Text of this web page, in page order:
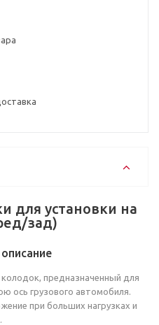
для установки на
зад)
предназначенный для
ось грузового автомобиля.
при больших нагрузках и